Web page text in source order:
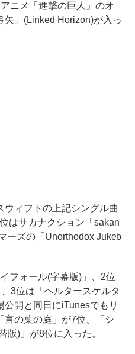
ニメ「進撃の巨人」のオ
矢」(Linked Horizon)が入っ
ィフトの上記シングル曲
はサカナクション「sakan
ーズの「Unorthodox Jukeb
フォール(字幕版)」、2位
3位は「ヘルタースケルタ
開と同日にiTunesでもリ
言の葉の庭」が7位、「シ
版)」が8位に入った。